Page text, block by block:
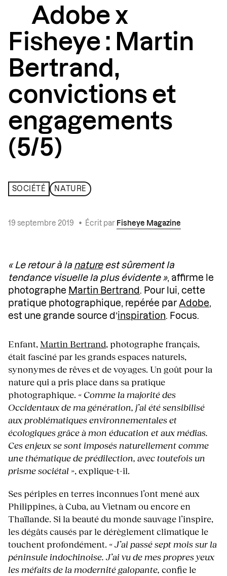
Adobe x
Fisheye : Martin
Bertrand,
convictions et
engagements
(5/5)
SOCIÉTÉ NATURE
19 septembre 2019 • Écrit par Fisheye Magazine
« Le retour à la natureest sûrement la
tendance visuelle la plus évidente », affirme le
photographe Martin Bertrand. Pour lui, cette
pratique photographique, repérée par Adobe,
est une grande source d’inspiration. Focus.
Enfant, Martin Bertrand, photographe français,
était fasciné par les grands espaces naturels,
synonymes de rêves et de voyages. Un goût pour la
nature qui a pris place dans sa pratique
photographique. « Comme la majorité des
Occidentaux de ma génération, j’ai été sensibilisé
aux problématiques environnementales et
écologiques grâce à mon éducation et aux médias.
Ces enjeux se sont imposés naturellement comme
une thématique de prédilection, avec toutefois un
prisme sociétal », explique-t-il.
Ses périples en terres inconnues l’ont mené aux
Philippines, à Cuba, au Vietnam ou encore en
Thaïlande. Si la beauté du monde sauvage l’inspire,
les dégâts causés par le dérèglement climatique le
touchent profondément. « J’ai passé sept mois sur la
péninsule indochinoise. J’ai vu de mes propres yeux
les méfaits de la modernité galopante, confie le